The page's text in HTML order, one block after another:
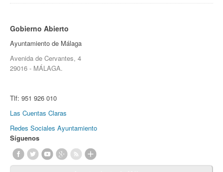
Gobierno Abierto
Ayuntamiento de Málaga
Avenida de Cervantes, 4
29016 - MÁLAGA.
Tlf: 951 926 010
Las Cuentas Claras
Redes Sociales Ayuntamiento
Síguenos